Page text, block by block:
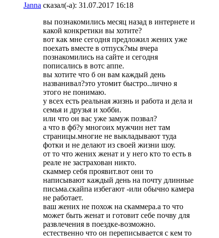
Janna сказал(-а): 31.07.2017 16:18
вы познакомились месяц назад в интернете и
какой конкретики вы хотите?
вот как мне сегодня предложил жених уже
поехать вместе в отпуск?мы вчера
познакомились на сайте и сегодня
пописались в вотс аппе.
вы хотите что б он вам каждый день
названивал?это утомит быстро..лично я
этого не понимаю.
у всех есть реальная жизнь и работа и дела и
семья и друзья и хобби.
или что он вас уже замуж позвал?
а что в фб?у многоих мужчин нет там
страницы.многие не выкладывают туда
фотки и не делают из своей жизни шоу.
от то что жених женат и у него кто то есть в
реале не застрахован никто.
скаммер себя проявит.вот они то
написывают каждый день на почту длинные
письма.скайпа избегают -или обычно камера
не работает.
ваш жених не похож на скаммера.а то что
может быть женат и готовит себе почву для
развлечения в поездке-возможно.
естественно что он переписывается с кем то